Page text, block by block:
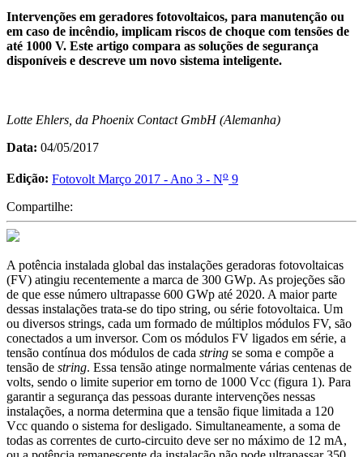
Intervenções em geradores fotovoltaicos, para manutenção ou
em caso de incêndio, implicam riscos de choque com tensões de
até 1000 V. Este artigo compara as soluções de segurança
disponíveis e descreve um novo sistema inteligente.
Lotte Ehlers, da Phoenix Contact GmbH (Alemanha)
Data: 04/05/2017
Edição: Fotovolt Março 2017 - Ano 3 - No 9
Compartilhe:
A potência instalada global das instalações geradoras fotovoltaicas
(FV) atingiu recentemente a marca de 300 GWp. As projeções são
de que esse número ultrapasse 600 GWp até 2020. A maior parte
dessas instalações trata-se do tipo string, ou série fotovoltaica. Um
ou diversos strings, cada um formado de múltiplos módulos FV, são
conectados a um inversor. Com os módulos FV ligados em série, a
tensão contínua dos módulos de cada string se soma e compõe a
tensão de string. Essa tensão atinge normalmente várias centenas de
volts, sendo o limite superior em torno de 1000 Vcc (figura 1). Para
garantir a segurança das pessoas durante intervenções nessas
instalações, a norma determina que a tensão fique limitada a 120
Vcc quando o sistema for desligado. Simultaneamente, a soma de
todas as correntes de curto-circuito deve ser no máximo de 12 mA,